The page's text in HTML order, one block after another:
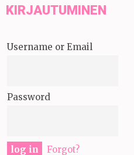
KIRJAUTUMINEN
Username or Email
Password
Forgot?